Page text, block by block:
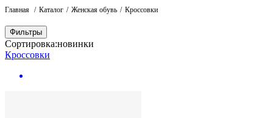
Главная Каталог Женская обувь Кроссовки
Фильтры
Сортировка:новинки
Кроссовки